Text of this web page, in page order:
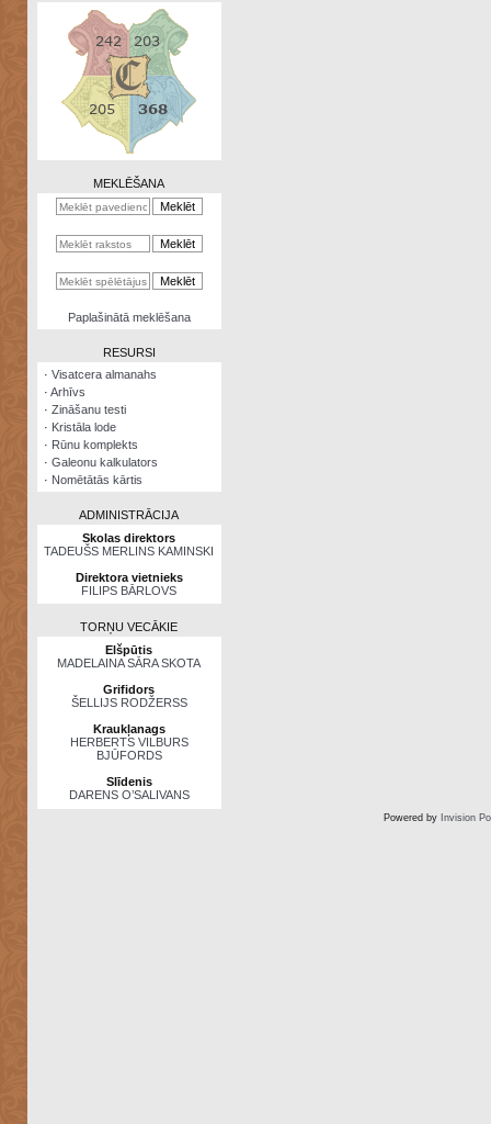
Zināšanu
kalkulators
Nomētātās
MEKLĒŠANA
Paplašinātā meklēšana
RESURSI
· Visatcera almanahs
· Arhīvs
· Zināšanu testi
· Kristāla lode
· Rūnu komplekts
· Galeonu kalkulators
· Nomētātās kārtis
ADMINISTRĀCIJA
Skolas direktors
TADEUŠS MERLINS KAMINSKI
Direktora vietnieks
FILIPS BĀRLOVS
TORŅU VECĀKIE
Elšpūtis
MADELAINA SĀRA SKOTA
Grifidors
ŠELLIJS RODŽERSS
Kraukļanags
HERBERTS VILBURS
BJŪFORDS
Slīdenis
DARENS O’SALIVANS
Powered by Invision